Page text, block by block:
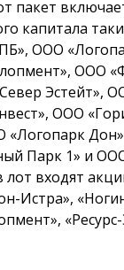
пакет
капитала
ООО
ООО
Эстейт»,
ООО
«Логопарк
Парк 1» и
лот входят
Истра»,